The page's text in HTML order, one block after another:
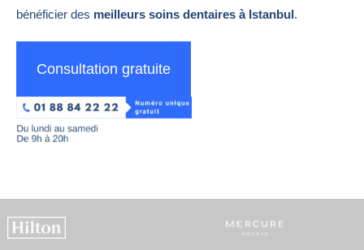
bénéficier des meilleurs soins dentaires à Istanbul.
Consultation gratuite